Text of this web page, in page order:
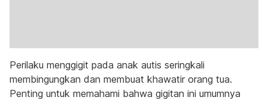
Perilaku menggigit pada anak autis seringkali
membingungkan dan membuat khawatir orang tua.
Penting untuk memahami bahwa gigitan ini umumnya